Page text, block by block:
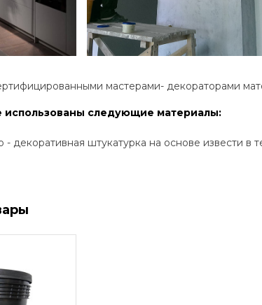
мастерами- декораторами
использованы следующие материалы:
декоративная штукатурка на основе извести в